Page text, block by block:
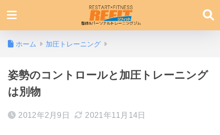
ホーム 加圧トレーニング
姿勢のコントロールと加圧トレーニング
は別物
2012年2月9日 2021年11月14日